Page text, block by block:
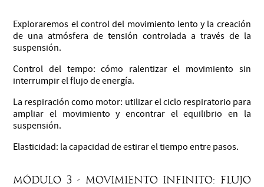
Exploraremos el control del movimiento lento y la creación
de una atmósfera de tensión controlada a través de la
suspensión.
Control del tempo: cómo ralentizar el movimiento sin
interrumpir el flujo de energía.
La respiración como motor: utilizar el ciclo respiratorio para
ampliar el movimiento y encontrar el equilibrio en la
suspensión.
Elasticidad: la capacidad de estirar el tiempo entre pasos.
Módulo 3 - Movimiento infinito: flujo